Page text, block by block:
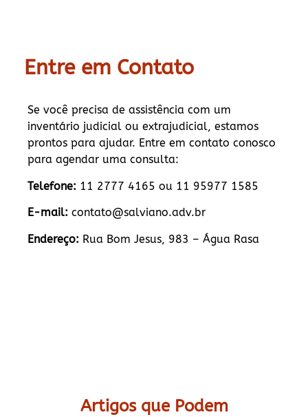
Entre em Contato
Se você precisa de assistência com um
inventário judicial ou extrajudicial, estamos
prontos para ajudar. Entre em contato conosco
para agendar uma consulta:
Telefone: 11 2777 4165 ou 11 95977 1585
E-mail: contato@salviano.adv.br
Endereço: Rua Bom Jesus, 983 – Água Rasa
Artigos que Podem